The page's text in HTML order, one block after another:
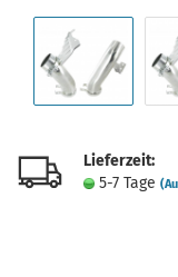
Lieferzeit:
5-7 Tage